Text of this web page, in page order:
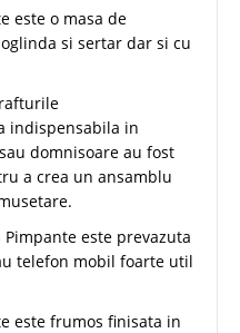
este o masa de
si sertar dar si cu
indispensabila in
domnisoare au fost
a crea un ansamblu
este prevazuta
telefon mobil foarte util
este frumos finisata in